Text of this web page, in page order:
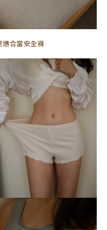
適合當安全褲